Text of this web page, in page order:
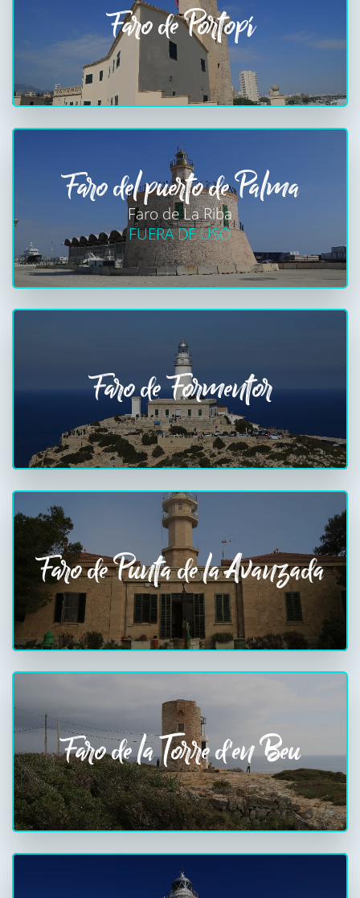
Faro de Portopí
Faro del puerto de Palma
Faro de La Riba
FUERA DE USO
Faro de Formentor
Faro de Punta de la Avanzada
Faro de la Torre d'en Beu